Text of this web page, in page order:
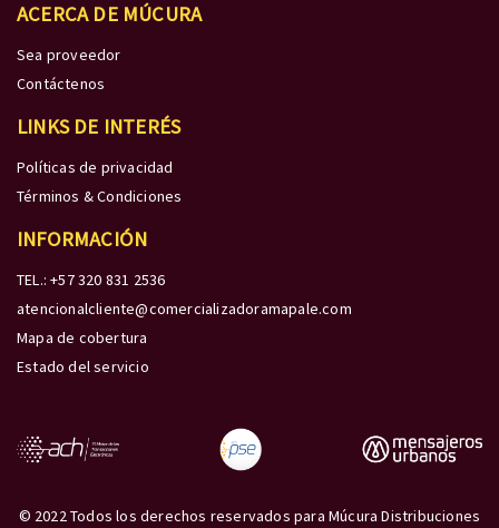
ACERCA DE MÚCURA
Sea proveedor
Contáctenos
LINKS DE INTERÉS
Políticas de privacidad
Términos & Condiciones
INFORMACIÓN
TEL.: +57 320 831 2536
atencionalcliente@comercializadoramapale.com
Mapa de cobertura
Estado del servicio
© 2022 Todos los derechos reservados para Múcura Distribuciones